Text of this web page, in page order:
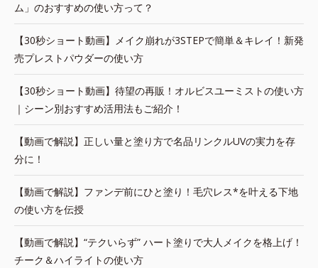
ム」のおすすめの使い方って？
【30秒ショート動画】メイク崩れが3STEPで簡単＆キレイ！新発
売プレストパウダーの使い方
【30秒ショート動画】待望の再販！オルビスユーミストの使い方
｜シーン別おすすめ活用法もご紹介！
【動画で解説】正しい量と塗り方で名品リンクルUVの実力を存
分に！
【動画で解説】ファンデ前にひと塗り！毛穴レス*を叶える下地
の使い方を伝授
【動画で解説】“テクいらず” ハート塗りで大人メイクを格上げ！
チーク＆ハイライトの使い方